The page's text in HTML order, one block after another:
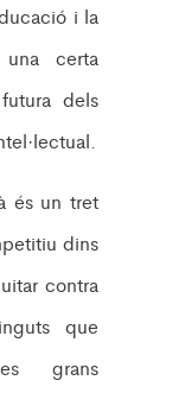
i la
certa
dels
és un tret
dins
contra
que
grans